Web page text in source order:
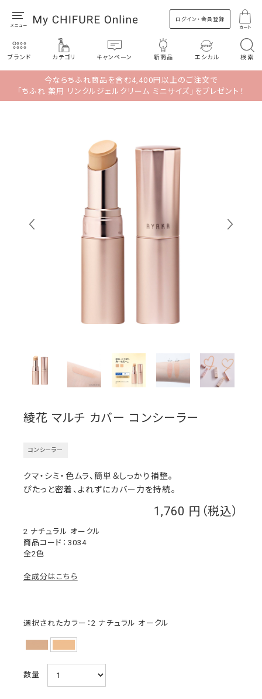
ログイン・会員登録
カート
ブランド カテゴリ キャンペーン 新商品 エシカル 検索
今ならちふれ商品を含む4,400円以上のご注文で
「ちふれ 薬用 リンクルジェルクリーム ミニサイズ」をプレゼント！
綾花 マルチ カバー コンシーラー
コンシーラー
1,760
3034
2 ナチュラル オークル
クマ・シミ・色ムラ、簡単＆しっかり補整。
ぴたっと密着、よれずにカバー力を持続。
全2色
全成分はこちら
選択されたカラー：2 ナチュラル オークル
数量